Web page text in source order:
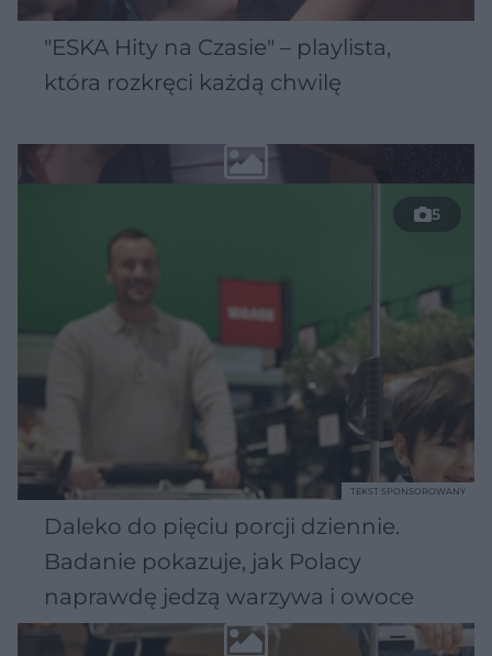
"ESKA Hity na Czasie" – playlista,
która rozkręci każdą chwilę
5
Daleko do pięciu porcji dziennie.
Badanie pokazuje, jak Polacy
naprawdę jedzą warzywa i owoce
TEKST SPONSOROWANY